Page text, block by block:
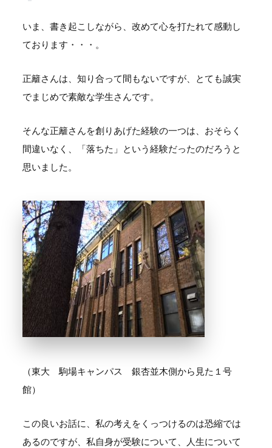
いま、書き起こしながら、改めて心を打たれて感動し
ております・・・。
正籬さんは、知り合って間もないですが、とても誠実
でまじめで素敵な学生さんです。
そんな正籬さんを創りあげた経験の一つは、おそらく
間違いなく、「落ちた」という経験だったのだろうと
思いました。
（東大 駒場キャンパス 銀杏並木側から見た１号
館）
この良いお話に、私の考えをくっつけるのは恐縮では
あるのですが、私自身が受験について、人生について